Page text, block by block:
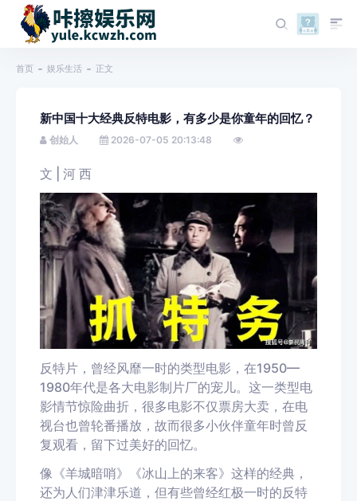
首页 娱乐生活 正文
新中国十大经典反特电影，有多少是你童年的回忆？
创始人 2026-07-05 20:13:48
文 | 河 西
反特片，曾经风靡一时的类型电影，在1950—
1980年代是各大电影制片厂的宠儿。这一类型电
影情节惊险曲折，很多电影不仅票房大卖，在电
视台也曾轮番播放，故而很多小伙伴童年时曾反
复观看，留下过美好的回忆。
像《羊城暗哨》《冰山上的来客》这样的经典，
还为人们津津乐道，但有些曾经红极一时的反特